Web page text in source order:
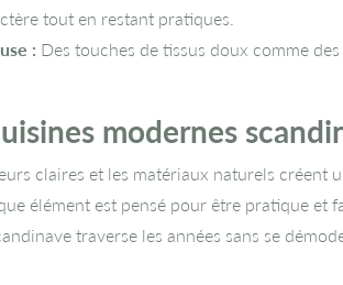
tout en restant pratiques.
: Des touches de tissus doux comme
modernes
claires et les matériaux naturels créent
élément est pensé pour être pratique et
traverse les années sans se